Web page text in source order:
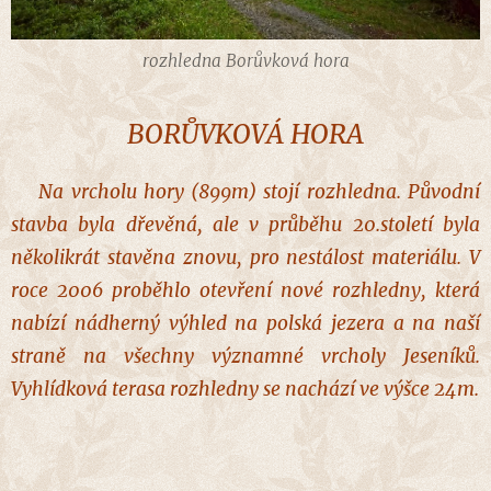
rozhledna Borůvková hora
BORŮVKOVÁ HORA
Na vrcholu hory (899m) stojí rozhledna. Původní
stavba byla dřevěná, ale v průběhu 20.století byla
několikrát stavěna znovu, pro nestálost materiálu. V
roce 2006 proběhlo otevření nové rozhledny, která
nabízí nádherný výhled na polská jezera a na naší
straně na všechny významné vrcholy Jeseníků.
Vyhlídková terasa rozhledny se nachází ve výšce 24m.